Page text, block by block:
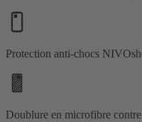
Protection anti-chocs
Doublure en microfibre